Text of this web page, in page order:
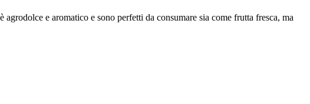
e aromatico e sono perfetti da consumare sia come frutta fresca, ma